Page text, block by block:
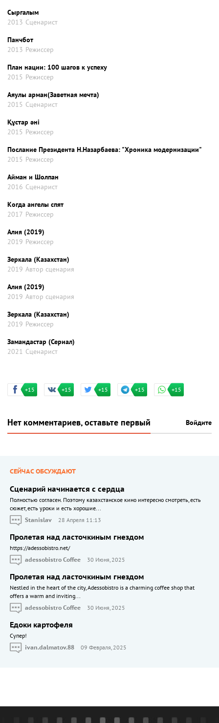
Сыргалым
2013 Сценарист
Панчбот
2013 Режиссер
План нации: 100 шагов к успеху
2015 Режиссер
Аяулы арман(Заветная мечта)
2015 Сценарист
Құстар әні
2015 Режиссер
Послание Президента Н.Назарбаева: "Хроника модернизации"
2015 Режиссер
Айман и Шолпан
2016 Сценарист
Когда ангелы спят
2017 Режиссер
Алия (2019)
2019 Режиссер
Зеркала (Казахстан)
2019 Автор сценария
Алия (2019)
2019 Автор сценария
Зеркала (Казахстан)
2019 Режиссер
Замандастар (Сериал)
2021 Сценарист
+15 +15 +15 +15 +15
Нет комментариев, оставьте первый Войдите
СЕЙЧАС ОБСУЖДАЮТ
Сценарий начинается с сердца
Полностью согласен. Поэтому казахстанское кино интересно смотреть, есть
сюжет, есть уроки и есть хорошие...
Stanislav
28 Апреля 11:13
Пролетая над ласточкиным гнездом
https://adessobistro.net/
adessobistro Coffee
30 Июня, 2025
Пролетая над ласточкиным гнездом
Nestled in the heart of the city, Adessobistro is a charming coffee shop that
offers a warm and inviting...
adessobistro Coffee
30 Июня, 2025
Едоки картофеля
Cупер!
ivan.dalmatov.88
09 Февраля, 2025